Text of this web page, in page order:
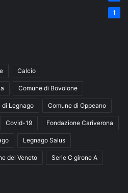
1
Calcio
Comune di Bovolone
di Legnago Comune di Oppeano
Covid-19 Fondazione Cariverona
Legnago Salus
del Veneto Serie C girone A